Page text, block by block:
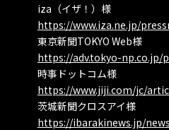
iza（イザ！）様
https://www.iza.ne.jp/
東京新聞TOKYO Web様
https://adv.tokyo-np.co.jp/
時事ドットコム様
https://www.jiji.com/jc/
茨城新聞クロスアイ様
https://ibarakinews.jp/